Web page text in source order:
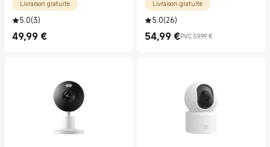
Livraison gratuite
5.0(3)
49,99 €
Current Price €49.99
Livraison gratuite
5.0(26)
54,99 €
Current Price €54.99
PVC 59,99 €
Prix de vente 59,99 €